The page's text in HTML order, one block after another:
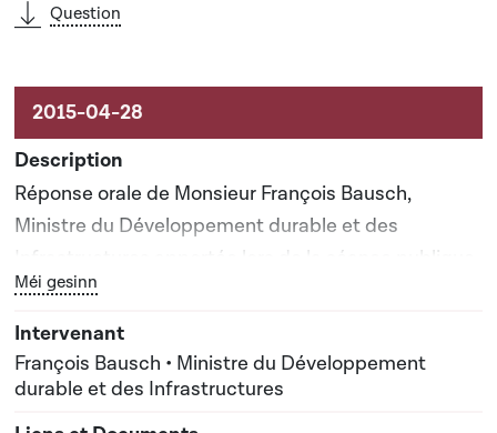
Question
Réponse orale de Monsieur François Bausch,
Ministre du Développement durable et des
Infrastructures apportée lors de la séance publique
n°28Bouton graphique servant à afficher ou cacher tous les
Méi gesinn
François Bausch • Ministre du Développement
durable et des Infrastructures